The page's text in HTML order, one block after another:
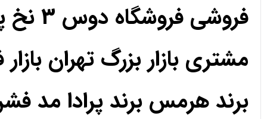
فروشی فروشگاه دوس 3 نخ پارچه حریر کریپ ساتن اعتماد رضایت رضایت
مشتری بازار بزرگ تهران
برند هرمس برند پرادا مد